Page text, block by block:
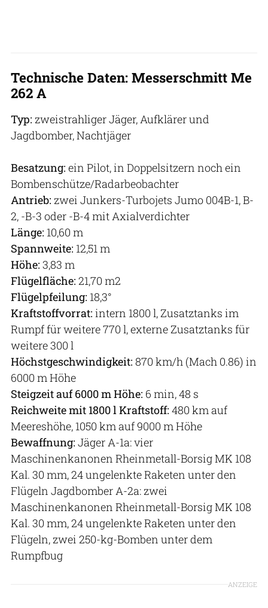
Technische Daten: Messerschmitt Me
262 A
Typ: zweistrahliger Jäger, Aufklärer und
Jagdbomber, Nachtjäger
Besatzung: ein Pilot, in Doppelsitzern noch ein
Bombenschütze/Radarbeobachter
Antrieb: zwei Junkers-Turbojets Jumo 004B-1, B-
2, -B-3 oder -B-4 mit Axialverdichter
Länge: 10,60 m
Spannweite: 12,51 m
Höhe: 3,83 m
Flügelfläche: 21,70 m2
Flügelpfeilung: 18,3°
Kraftstoffvorrat: intern 1800 l, Zusatztanks im
Rumpf für weitere 770 l, externe Zusatztanks für
weitere 300 l
Höchstgeschwindigkeit: 870 km/h (Mach 0.86) in
6000 m Höhe
Steigzeit auf 6000 m Höhe: 6 min, 48 s
Reichweite mit 1800 l Kraftstoff: 480 km auf
Meereshöhe, 1050 km auf 9000 m Höhe
Bewaffnung: Jäger A-1a: vier
Maschinenkanonen Rheinmetall-Borsig MK 108
Kal. 30 mm, 24 ungelenkte Raketen unter den
Flügeln Jagdbomber A-2a: zwei
Maschinenkanonen Rheinmetall-Borsig MK 108
Kal. 30 mm, 24 ungelenkte Raketen unter den
Flügeln, zwei 250-kg-Bomben unter dem
Rumpfbug
ANZEIGE